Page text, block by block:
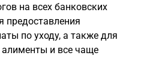
на всех банковских
предоставления
по уходу, а также для
алименты и все чаще